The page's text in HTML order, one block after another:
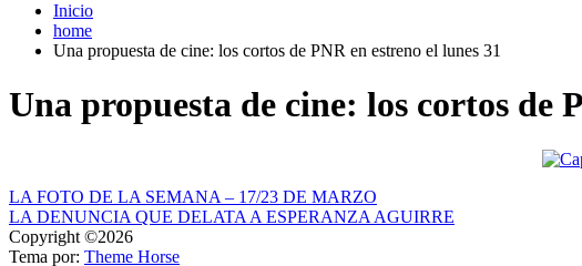
Inicio
home
Una propuesta de cine: los cortos de PNR en estreno el lunes 31
Una propuesta de cine: los cortos de
Navegación
de
LA FOTO DE LA SEMANA – 17/23 DE MARZO
LA DENUNCIA QUE DELATA A ESPERANZA AGUIRRE
Copyright ©2026
Tema por: Theme Horse